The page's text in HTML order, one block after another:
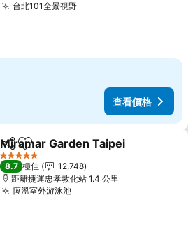
台北101全景視野查看價格
查看價格
分享 放到收藏夾
Miramar Garden Taipei
5 星級
8.7 極佳
12,748
距離捷運忠孝敦化站 1.4 公里
恆溫室外游泳池查看價格